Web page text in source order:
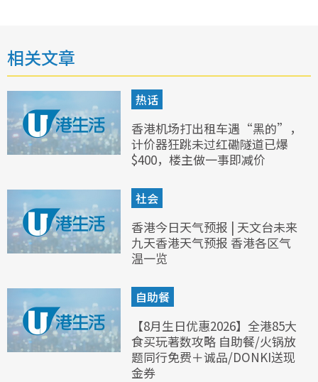
相关文章
热话
香港机场打出租车遇“黑的”，
计价器狂跳未过红磡隧道已爆
$400，楼主做一事即减价
社会
香港今日天气预报 | 天文台未来
九天香港天气预报 香港各区气
温一览
自助餐
【8月生日优惠2026】全港85大
食买玩著数攻略 自助餐/火锅放
题同行免费＋诚品/DONKI送现
金券